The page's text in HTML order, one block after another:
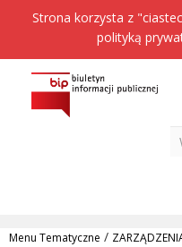
Strona korzysta z
polityką
Menu Tematyczne /